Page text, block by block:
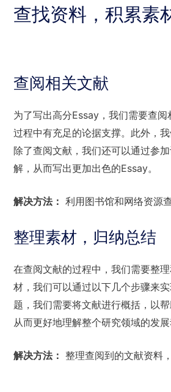
查找资料，积累素
查阅相关文献
为了写出高分Essay，我们需要查
过程中有充足的论据支撑。此外，
除了查阅文献，我们还可以通过参
解，从而写出更加出色的Essay。
解决方法： 利用图书馆和网络资源
整理素材，归纳总结
在查阅文献的过程中，我们需要整
材，我们可以通过以下几个步骤来
题，我们需要将文献进行概括，以
从而更好地理解整个研究领域的发展
解决方法： 整理查阅到的文献资料